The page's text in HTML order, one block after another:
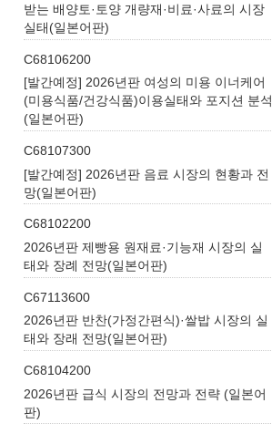
받는 배양토·토양 개량재·비료·사료의 시장
실태(일본어판)
C68106200
[발간예정] 2026년판 여성의 미용 이너케어
(미용식품/건강식품)이용실태와 포지션 분석
(일본어판)
C68107300
[발간예정] 2026년판 음료 시장의 현황과 전
망(일본어판)
C68102200
2026년판 제빵용 원재료·기능재 시장의 실
태와 장례 전망(일본어판)
C67113600
2026년판 반찬(가정간편식)·쌀밥 시장의 실
태와 장래 전망(일본어판)
C68104200
2026년판 급식 시장의 전망과 전략 (일본어
판)